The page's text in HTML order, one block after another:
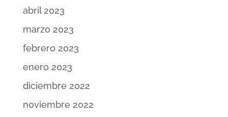
abril 2023
marzo 2023
febrero 2023
enero 2023
diciembre 2022
noviembre 2022